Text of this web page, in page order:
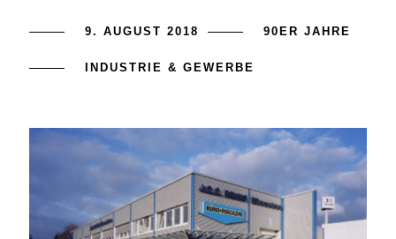
9. AUGUST 2018 90ER JAHRE
INDUSTRIE & GEWERBE